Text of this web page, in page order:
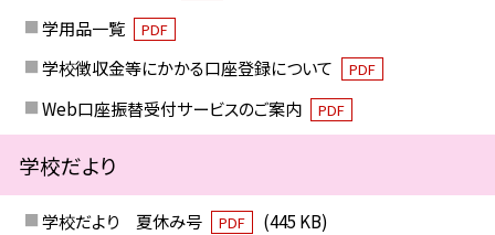
学用品一覧 PDF
学校徴収金等にかかる口座登録について PDF
Web口座振替受付サービスのご案内 PDF
学校だより
学校だより 夏休み号 PDF (445 KB)